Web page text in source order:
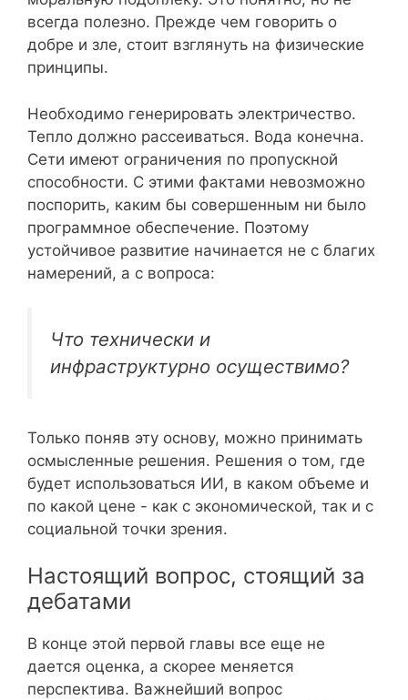
всегда полезно. Прежде чем говорить о
добре и зле, стоит взглянуть на физические
принципы.
Необходимо генерировать электричество.
Тепло должно рассеиваться. Вода конечна.
Сети имеют ограничения по пропускной
способности. С этими фактами невозможно
поспорить, каким бы совершенным ни было
программное обеспечение. Поэтому
устойчивое развитие начинается не с благих
намерений, а с вопроса:
Что технически и
инфраструктурно осуществимо?
Только поняв эту основу, можно принимать
осмысленные решения. Решения о том, где
будет использоваться ИИ, в каком объеме и
по какой цене - как с экономической, так и с
социальной точки зрения.
Настоящий вопрос, стоящий за
дебатами
В конце этой первой главы все еще не
дается оценка, а скорее меняется
перспектива. Важнейший вопрос